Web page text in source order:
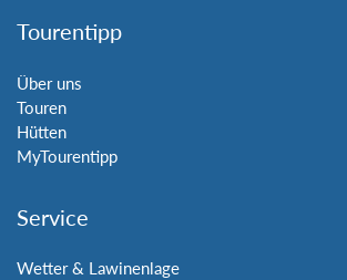
Tourentipp
Über uns
Touren
Hütten
MyTourentipp
Service
Wetter & Lawinenlage